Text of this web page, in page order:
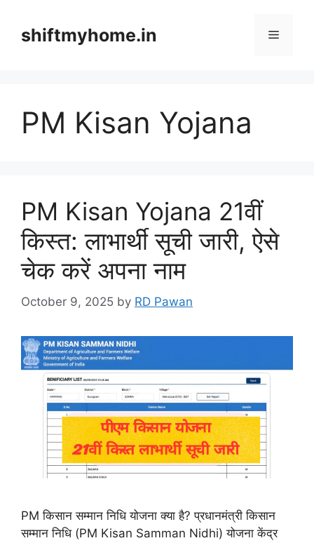
contentshiftmyhome.in Menu
PM Kisan Yojana
PM Kisan Yojana 21वीं
किस्त: लाभार्थी सूची जारी, ऐसे
चेक करें अपना नाम
October 9, 2025 by RD Pawan
PM किसान सम्मान निधि योजना क्या है? प्रधानमंत्री किसान
सम्मान निधि (PM Kisan Samman Nidhi) योजना केंद्र